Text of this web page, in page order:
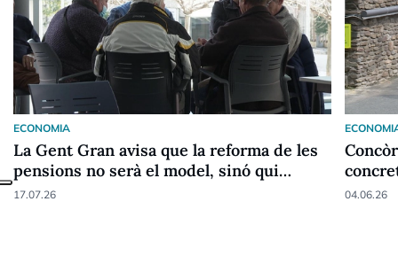
ECONOMIA
La Gent Gran avisa que la reforma de les
pensions no serà el model, sinó qui
pagarà
17.07.26 04.06.26